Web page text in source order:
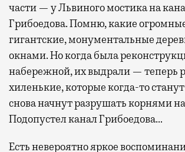
Бизнес-зал становится местом, где
провести переговоры, поработать или
выпить кофе, наблюдая сквозь
окна за тем, как взлетают и садятся
самолеты. В Москве нет недостатка
в лаунжах. В аэропортах их обычно
несколько — в разных зонах
гаваней. На некоторых вокзалах —
Лаунжи доступны на
части — у Львиного мостика на
Грибоедова. Помню, какие
гигантские, монументальные
окнами. Но когда была
набережной, их выдрали — теперь
хиленькие, которые когда-то
снова начнут разрушать корнями
Подопустел канал Грибоедова…
Есть невероятно яркое